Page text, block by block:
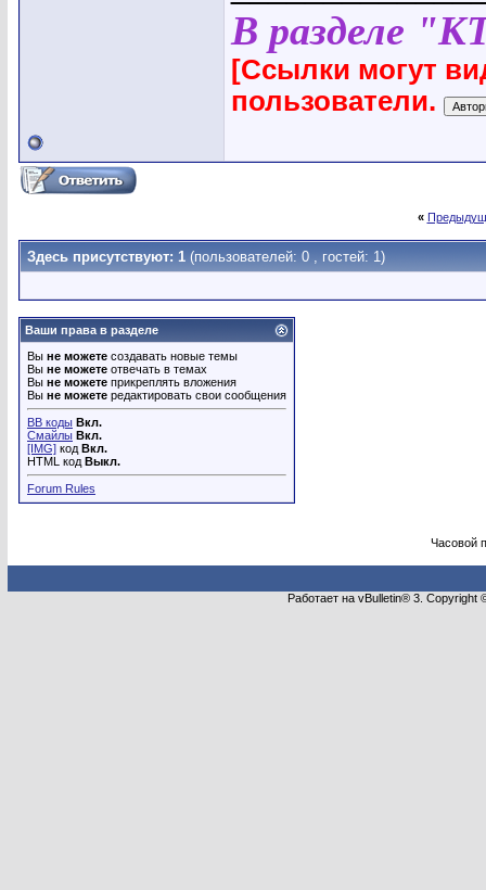
В разделе
[Ссылки могут
пользователи.
«
Здесь присутствуют: 1 (пользователей: 0 , гостей: 1)
Ваши права в разделе
Вы не можете создавать новые темы
Вы не можете отвечать в темах
Вы не можете прикреплять вложения
Вы не можете редактировать свои сообщения
BB коды Вкл.
Смайлы Вкл.
[IMG] код Вкл.
HTML код Выкл.
Forum Rules
Часовой
Работает на vBulletin® 3.